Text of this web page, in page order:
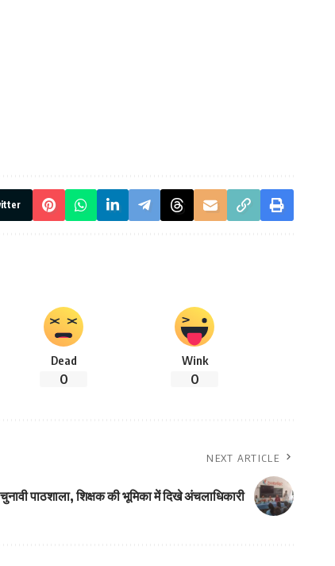
Dead
0
Wink
0
NEXT ARTICLE
पाठशाला, शिक्षक की भूमिका में दिखे अंचलाधिकारी